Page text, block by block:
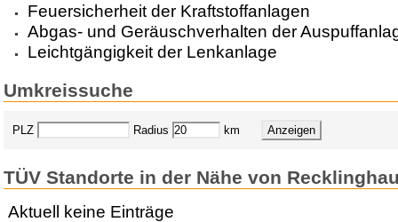
Feuersicherheit der Kraftstoffanlagen
Abgas- und Geräuschverhalten der
Leichtgängigkeit der Lenkanlage
Umkreissuche
PLZ Radius km
TÜV Standorte in der Nähe von
Aktuell keine Einträge